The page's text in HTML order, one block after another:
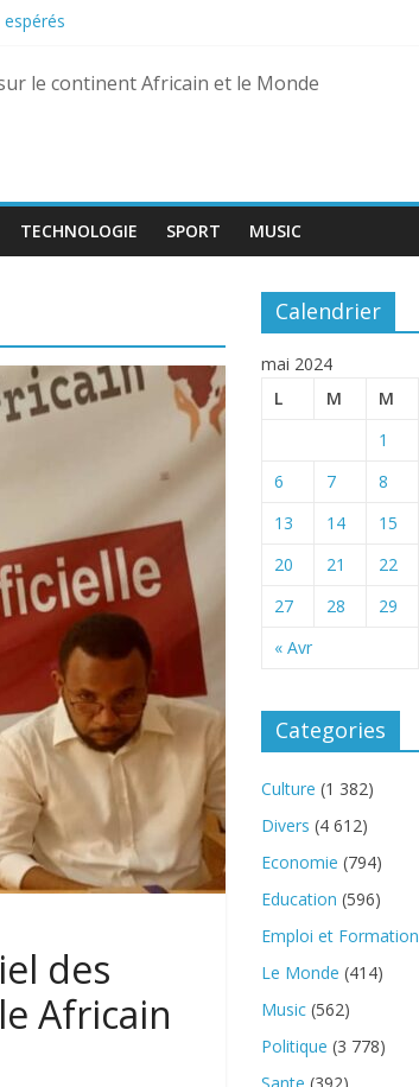
jusqu’à 80 %
brigade
le continent Africain et le Monde
TECHNOLOGIE SPORT MUSIC
des
Africain
Calendrier
mai 2024
L
M M
« Avr
1
6
7 8
13
14 15
20
21 22
27
28 29
Categories
Culture (1 382)
Divers (4 612)
Economie (794)
Education (596)
Emploi et Formation
Le Monde (414)
Music (562)
Politique (3 778)